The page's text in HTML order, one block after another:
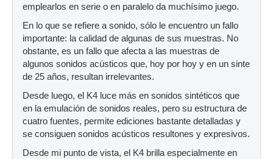
emplearlos en serie o en paralelo da muchísimo juego.
En lo que se refiere a sonido, sólo le encuentro un fallo
importante: la calidad de algunas de sus muestras. No
obstante, es un fallo que afecta a las muestras de
algunos sonidos acústicos que, hoy por hoy y en un sinte
de 25 años, resultan irrelevantes.
Desde luego, el K4 luce más en sonidos sintéticos que
en la emulación de sonidos reales, pero su estructura de
cuatro fuentes, permite ediciones bastante detalladas y
se consiguen sonidos acústicos resultones y expresivos.
Desde mi punto de vista, el K4 brilla especialmente en